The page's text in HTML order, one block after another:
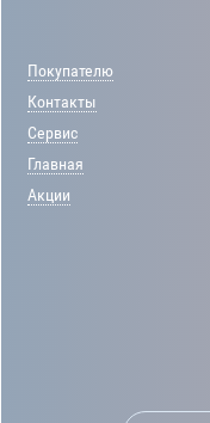
Покупателю
Контакты
Сервис
Главная
Акции